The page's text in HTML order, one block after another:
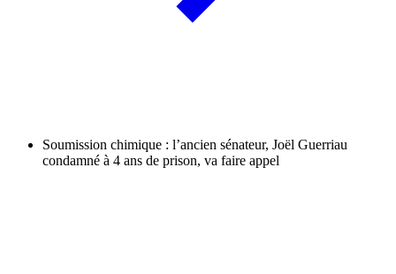
Soumission chimique : l’ancien sénateur, Joël Guerriau
condamné à 4 ans de prison, va faire appel